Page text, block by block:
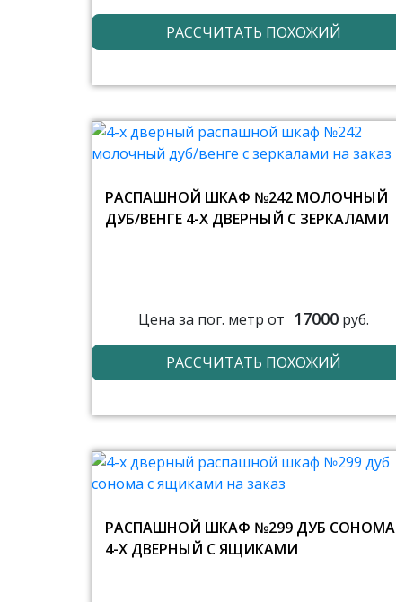
РАССЧИТАТЬ ПОХОЖИЙ
РАСПАШНОЙ ШКАФ №242 МОЛОЧНЫЙ
ДУБ/ВЕНГЕ 4-Х ДВЕРНЫЙ С ЗЕРКАЛАМИ
Цена за пог. метр от 17000руб.
РАССЧИТАТЬ ПОХОЖИЙ
РАСПАШНОЙ ШКАФ №299 ДУБ СОНОМА
4-Х ДВЕРНЫЙ С ЯЩИКАМИ